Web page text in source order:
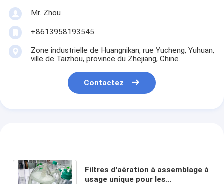
Mr. Zhou
+8613958193545
Zone industrielle de Huangnikan, rue Yucheng, Yuhuan,
ville de Taizhou, province du Zhejiang, Chine.
Contactez
Filtres d'aération à assemblage à
usage unique pour les